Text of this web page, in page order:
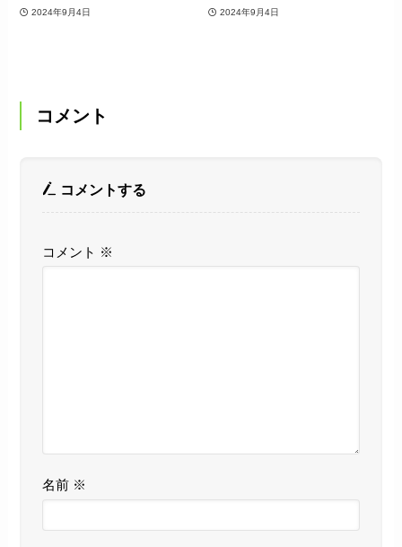
2024年9月4日 2024年9月4日
コメント
コメントする
コメント ※
名前 ※